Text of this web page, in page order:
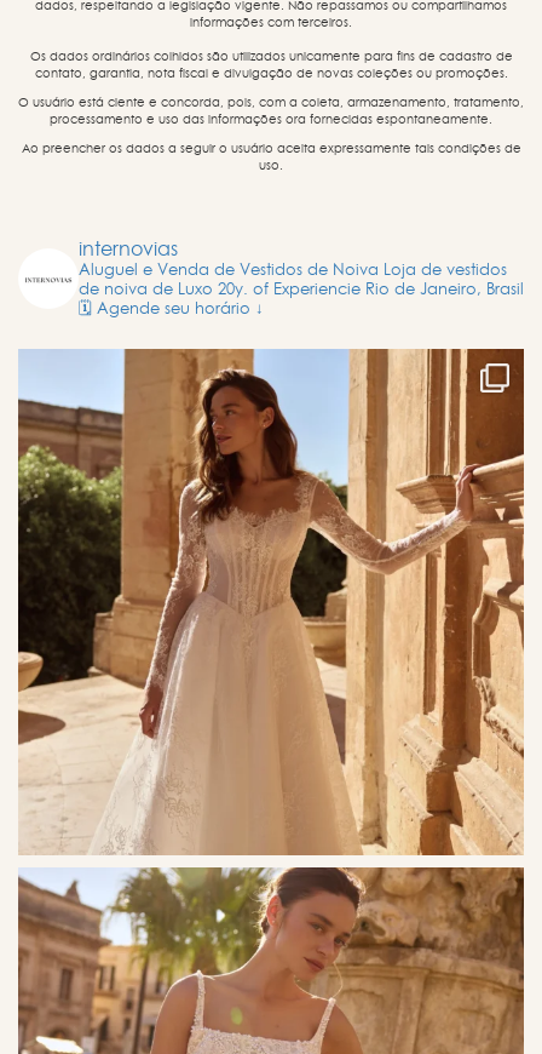
dados, respeitando a legislação vigente. Não repassamos ou compartilhamos
informações com terceiros.
Os dados ordinários colhidos são utilizados unicamente para fins de cadastro de
contato, garantia, nota fiscal e divulgação de novas coleções ou promoções.
O usuário está ciente e concorda, pois, com a coleta, armazenamento, tratamento,
processamento e uso das informações ora fornecidas espontaneamente.
Ao preencher os dados a seguir o usuário aceita expressamente tais condições de
uso.
internovias
Aluguel e Venda de Vestidos de Noiva Loja de vestidos
de noiva de Luxo 20y. of Experiencie Rio de Janeiro, Brasil
🗓️ Agende seu horário ↓